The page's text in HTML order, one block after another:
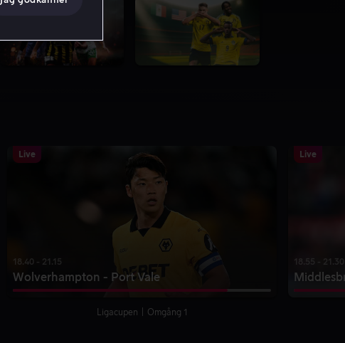
Live
18.40 - 21.15
Wolverhampton - Port Vale
Ligacupen Omgång 1
Live
18.55 - 21.30